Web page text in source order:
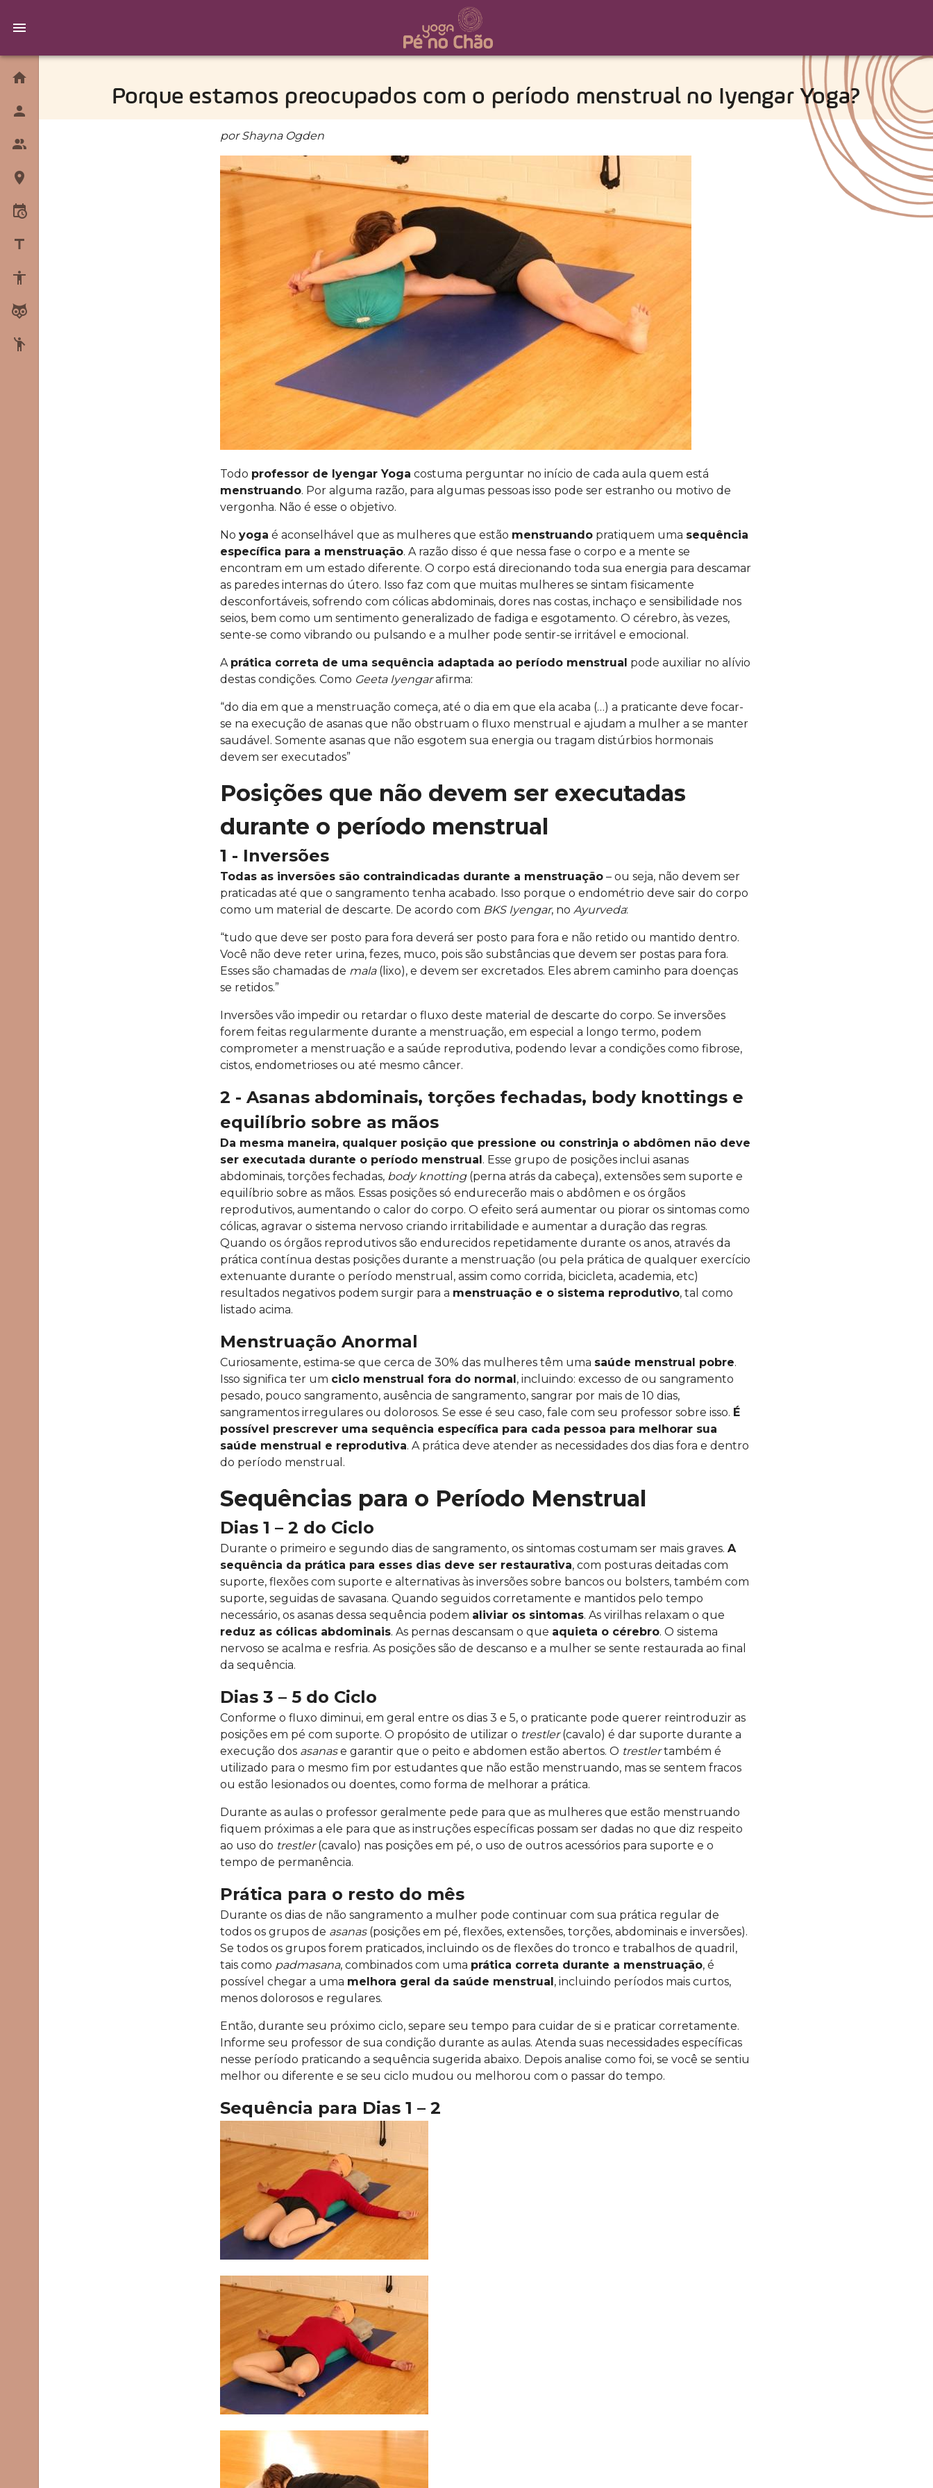
Home
Quem Somos
Equipe
Unidades
Horários
Blog
Sobre Yoga
Cursos
Fale conosco
Porque estamos preocupados com o período menstrual no Iyengar Yoga?
por Shayna Ogden
Todo professor de Iyengar Yoga costuma perguntar no início de cada aula quem está
menstruando. Por alguma razão, para algumas pessoas isso pode ser estranho ou motivo de
vergonha. Não é esse o objetivo.
No yoga é aconselhável que as mulheres que estão menstruando pratiquem uma sequência
específica para a menstruação. A razão disso é que nessa fase o corpo e a mente se
encontram em um estado diferente. O corpo está direcionando toda sua energia para descamar
as paredes internas do útero. Isso faz com que muitas mulheres se sintam fisicamente
desconfortáveis, sofrendo com cólicas abdominais, dores nas costas, inchaço e sensibilidade nos
seios, bem como um sentimento generalizado de fadiga e esgotamento. O cérebro, às vezes,
sente-se como vibrando ou pulsando e a mulher pode sentir-se irritável e emocional.
A prática correta de uma sequência adaptada ao período menstrual pode auxiliar no alívio
destas condições. Como Geeta Iyengarafirma:
“do dia em que a menstruação começa, até o dia em que ela acaba (…) a praticante deve focar-
se na execução de asanas que não obstruam o fluxo menstrual e ajudam a mulher a se manter
saudável. Somente asanas que não esgotem sua energia ou tragam distúrbios hormonais
devem ser executados”
Posições que não devem ser executadas
durante o período menstrual
1 - Inversões
Todas as inversões são contraindicadas durante a menstruação – ou seja, não devem ser
praticadas até que o sangramento tenha acabado. Isso porque o endométrio deve sair do corpo
como um material de descarte. De acordo com BKS Iyengar, no Ayurveda:
“tudo que deve ser posto para fora deverá ser posto para fora e não retido ou mantido dentro.
Você não deve reter urina, fezes, muco, pois são substâncias que devem ser postas para fora.
Esses são chamadas de mala(lixo), e devem ser excretados. Eles abrem caminho para doenças
se retidos.”
Inversões vão impedir ou retardar o fluxo deste material de descarte do corpo. Se inversões
forem feitas regularmente durante a menstruação, em especial a longo termo, podem
comprometer a menstruação e a saúde reprodutiva, podendo levar a condições como fibrose,
cistos, endometrioses ou até mesmo câncer.
2 - Asanas abdominais, torções fechadas, body knottings e
equilíbrio sobre as mãos
Da mesma maneira, qualquer posição que pressione ou constrinja o abdômen não deve
ser executada durante o período menstrual. Esse grupo de posições inclui asanas
abdominais, torções fechadas, body knotting(perna atrás da cabeça), extensões sem suporte e
equilíbrio sobre as mãos. Essas posições só endurecerão mais o abdômen e os órgãos
reprodutivos, aumentando o calor do corpo. O efeito será aumentar ou piorar os sintomas como
cólicas, agravar o sistema nervoso criando irritabilidade e aumentar a duração das regras.
Quando os órgãos reprodutivos são endurecidos repetidamente durante os anos, através da
prática contínua destas posições durante a menstruação (ou pela prática de qualquer exercício
extenuante durante o período menstrual, assim como corrida, bicicleta, academia, etc)
resultados negativos podem surgir para a menstruação e o sistema reprodutivo, tal como
listado acima.
Menstruação Anormal
Curiosamente, estima-se que cerca de 30% das mulheres têm uma saúde menstrual pobre.
Isso significa ter um ciclo menstrual fora do normal, incluindo: excesso de ou sangramento
pesado, pouco sangramento, ausência de sangramento, sangrar por mais de 10 dias,
sangramentos irregulares ou dolorosos. Se esse é seu caso, fale com seu professor sobre isso. É
possível prescrever uma sequência específica para cada pessoa para melhorar sua
saúde menstrual e reprodutiva. A prática deve atender as necessidades dos dias fora e dentro
do período menstrual.
Sequências para o Período Menstrual
Dias 1 – 2 do Ciclo
Durante o primeiro e segundo dias de sangramento, os sintomas costumam ser mais graves. A
sequência da prática para esses dias deve ser restaurativa, com posturas deitadas com
suporte, flexões com suporte e alternativas às inversões sobre bancos ou bolsters, também com
suporte, seguidas de savasana. Quando seguidos corretamente e mantidos pelo tempo
necessário, os asanas dessa sequência podem aliviar os sintomas. As virilhas relaxam o que
reduz as cólicas abdominais. As pernas descansam o que aquieta o cérebro. O sistema
nervoso se acalma e resfria. As posições são de descanso e a mulher se sente restaurada ao final
da sequência.
Dias 3 – 5 do Ciclo
Conforme o fluxo diminui, em geral entre os dias 3 e 5, o praticante pode querer reintroduzir as
posições em pé com suporte. O propósito de utilizar o trestler(cavalo) é dar suporte durante a
execução dos asanase garantir que o peito e abdomen estão abertos. O trestlertambém é
utilizado para o mesmo fim por estudantes que não estão menstruando, mas se sentem fracos
ou estão lesionados ou doentes, como forma de melhorar a prática.
Durante as aulas o professor geralmente pede para que as mulheres que estão menstruando
fiquem próximas a ele para que as instruções específicas possam ser dadas no que diz respeito
ao uso do trestler(cavalo) nas posições em pé, o uso de outros acessórios para suporte e o
tempo de permanência.
Prática para o resto do mês
Durante os dias de não sangramento a mulher pode continuar com sua prática regular de
todos os grupos de asanas(posições em pé, flexões, extensões, torções, abdominais e inversões).
Se todos os grupos forem praticados, incluindo os de flexões do tronco e trabalhos de quadril,
tais como padmasana, combinados com uma prática correta durante a menstruação, é
possível chegar a uma melhora geral da saúde menstrual, incluindo períodos mais curtos,
menos dolorosos e regulares.
Então, durante seu próximo ciclo, separe seu tempo para cuidar de si e praticar corretamente.
Informe seu professor de sua condição durante as aulas. Atenda suas necessidades específicas
nesse período praticando a sequência sugerida abaixo. Depois analise como foi, se você se sentiu
melhor ou diferente e se seu ciclo mudou ou melhorou com o passar do tempo.
Sequência para Dias 1 – 2